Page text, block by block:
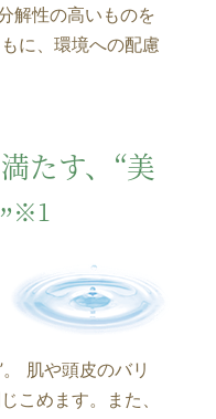
解性の高いものを
に、環境への配慮
たす、“美
※1
肌や頭皮のバリ
こめます。また、